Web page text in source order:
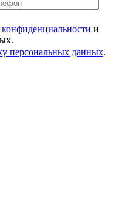
и
персональных данных.